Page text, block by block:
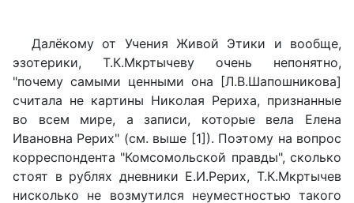
Далёкому от Учения Живой Этики и вообще,
эзотерики, Т.К.Мкртычеву очень непонятно,
"почему самыми ценными она [Л.В.Шапошникова]
считала не картины Николая Рериха, признанные
во всем мире, а записи, которые вела Елена
Ивановна Рерих" (см. выше [1]). Поэтому на вопрос
корреспондента "Комсомольской правды", сколько
стоят в рублях дневники Е.И.Рерих, Т.К.Мкртычев
нисколько не возмутился неуместностью такого